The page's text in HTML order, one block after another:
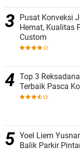
Pusat Konveksi
Hemat, Kualitas
Custom
Top 3
Terbaik Pasca
Yoel Liem
Balik Parkir